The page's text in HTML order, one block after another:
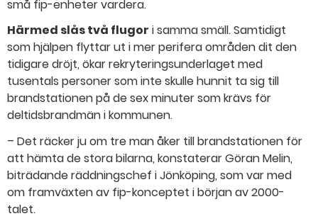
små fip-enheter vardera.
Härmed slås två flugor i samma smäll. Samtidigt
som hjälpen flyttar ut i mer perifera områden dit den
tidigare dröjt, ökar rekryteringsunderlaget med
tusentals personer som inte skulle hunnit ta sig till
brandstationen på de sex minuter som krävs för
deltidsbrandmän i kommunen.
– Det räcker ju om tre man åker till brandstationen för
att hämta de stora bilarna, konstaterar Göran Melin,
biträdande räddningschef i Jönköping, som var med
om framväxten av fip-konceptet i början av 2000-
talet.